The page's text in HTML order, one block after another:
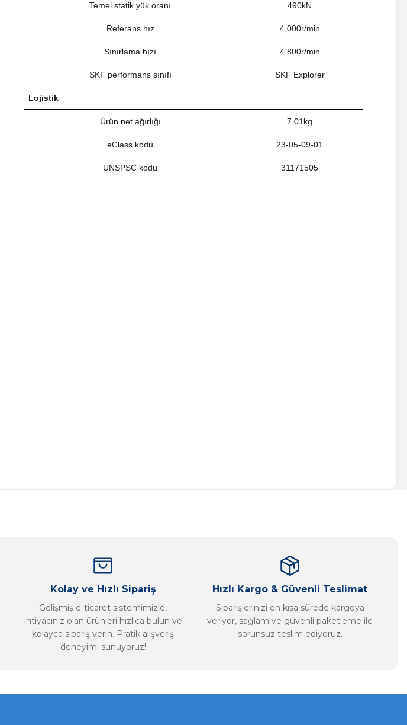
Temel statik yük oranı 490kN
Referans hız 4 000r/min
Sınırlama hızı 4 800r/min
SKF performans sınıfı SKF Explorer
Lojistik
Ürün net ağırlığı 7.01kg
eClass kodu 23-05-09-01
UNSPSC kodu 31171505
Kolay ve Hızlı Sipariş
Gelişmiş e-ticaret sistemimizle,
ihtiyacınız olan ürünleri hızlıca bulun ve
kolayca sipariş verin. Pratik alışveriş
deneyimi sunuyoruz!
Hızlı Kargo & Güvenli Teslimat
Siparişlerinizi en kısa sürede kargoya
veriyor, sağlam ve güvenli paketleme ile
sorunsuz teslim ediyoruz.